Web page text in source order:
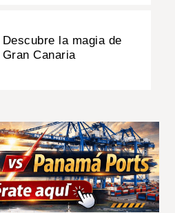
Descubre la magia de
Gran Canaria